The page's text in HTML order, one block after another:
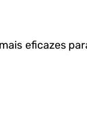
eficazes